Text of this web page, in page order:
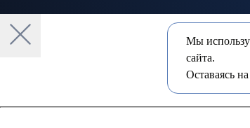
Свяжитесь с нами удобным способом и мы
Мы
сайта.
Оставаясь